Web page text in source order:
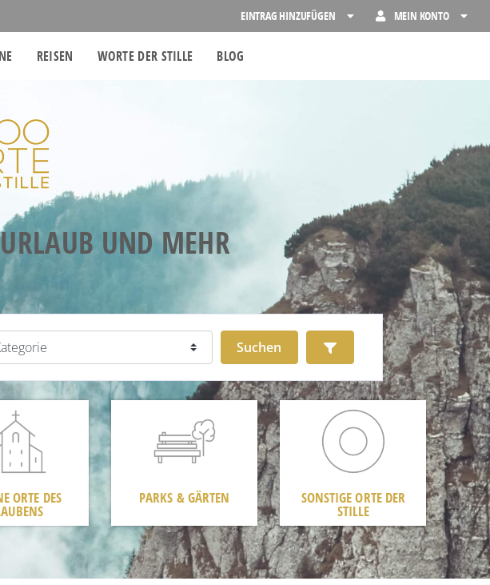
EINTRAG HINZUFÜGEN MEIN KONTO
REISEN WORTE DER STILLE BLOG
UND MEHR
Suchen Suchen Advanced Filters
ORTE DES PARKS & GÄRTEN SONSTIGE ORTE DER
STILLE